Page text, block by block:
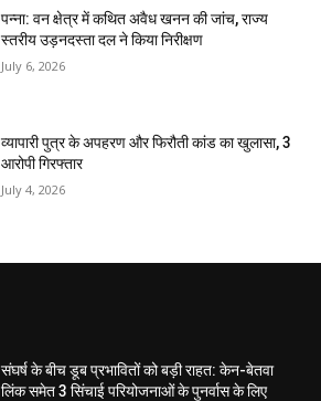
पन्ना: वन क्षेत्र में कथित अवैध खनन की जांच, राज्य
स्तरीय उड़नदस्ता दल ने किया निरीक्षण
July 6, 2026
व्यापारी पुत्र के अपहरण और फिरौती कांड का खुलासा, 3
आरोपी गिरफ्तार
July 4, 2026
संघर्ष के बीच डूब प्रभावितों को बड़ी राहत: केन-बेतवा
लिंक समेत 3 सिंचाई परियोजनाओं के पुनर्वास के लिए